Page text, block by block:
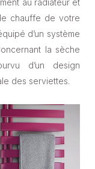
chauffe de votre
d’un système
la sèche
d’un design
des serviettes.